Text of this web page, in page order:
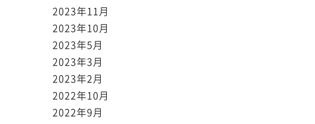
2023年11月
2023年10月
2023年5月
2023年3月
2023年2月
2022年10月
2022年9月